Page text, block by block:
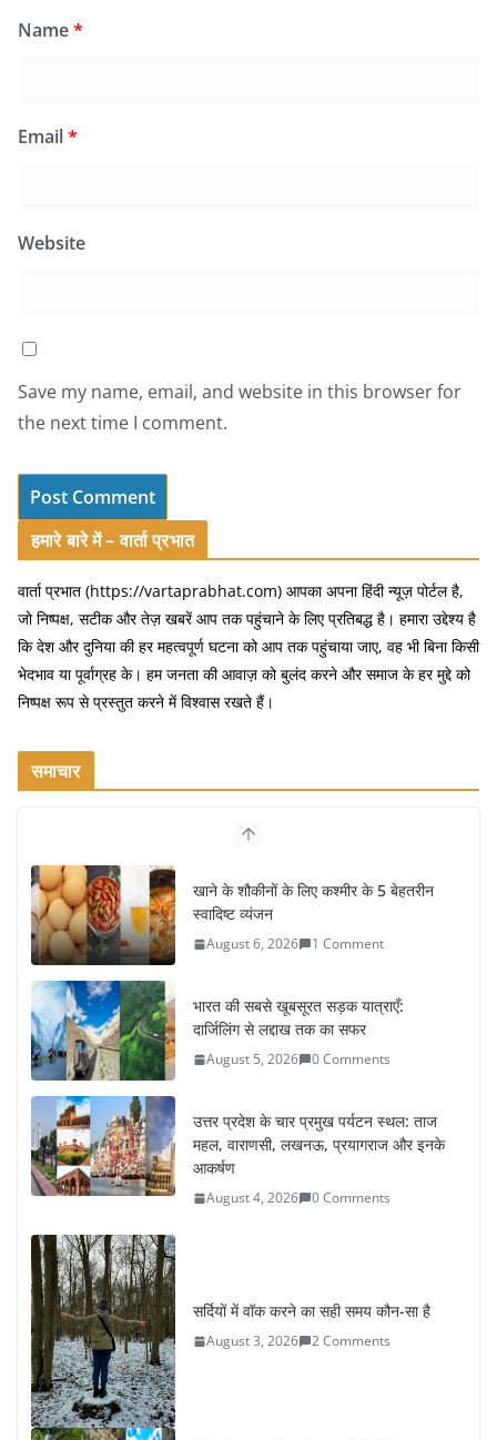
Name*
Email*
Website
Save my name, email, and website in this browser for
the next time I comment.
हमारे बारे में – वार्ता प्रभात
वार्ता प्रभात (https://vartaprabhat.com) आपका अपना हिंदी न्यूज़ पोर्टल है,
जो निष्पक्ष, सटीक और तेज़ खबरें आप तक पहुंचाने के लिए प्रतिबद्ध है। हमारा उद्देश्य है
कि देश और दुनिया की हर महत्वपूर्ण घटना को आप तक पहुंचाया जाए, वह भी बिना किसी
भेदभाव या पूर्वाग्रह के। हम जनता की आवाज़ को बुलंद करने और समाज के हर मुद्दे को
निष्पक्ष रूप से प्रस्तुत करने में विश्वास रखते हैं।
समाचार
खाने के शौकीनों के लिए कश्मीर के 5 बेहतरीन
स्वादिष्ट व्यंजन
August 6, 2026 1 Comment
भारत की सबसे खूबसूरत सड़क यात्राएँ:
दार्जिलिंग से लद्दाख तक का सफर
August 5, 2026 0 Comments
उत्तर प्रदेश के चार प्रमुख पर्यटन स्थल: ताज
महल, वाराणसी, लखनऊ, प्रयागराज और इनके
आकर्षण
August 4, 2026 0 Comments
सर्दियों में वॉक करने का सही समय कौन-सा है
August 3, 2026 2 Comments